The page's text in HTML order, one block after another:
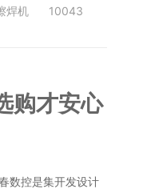
焊机
10043
购才安心
数控是集开发设计